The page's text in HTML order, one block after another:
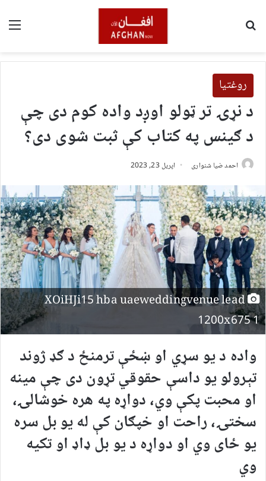
روغتیا
د نړۍ تر ټولو اوږد واده کوم دی چې
د ګينس په کتاب کې ثبت شوی دی؟
احمد ضیا شنواری اپریل 23, 2023
XOiHJi15 hba uaeweddingvenue lead
1200x675 1
واده د یو سړي او ښځې ترمنځ د ګډ ژوند
تېرولو یو داسې حقوقي تړون دی چې مینه
او محبت پکې وي، دواړه په هره خوشالۍ،
سختۍ، راحت او خپګان کې له یو بل سره
یو ځای وي او دواړه د یو بل ډاډ او تکیه
وي